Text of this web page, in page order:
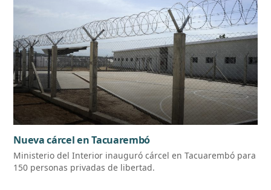
Nueva cárcel en Tacuarembó
Ministerio del Interior inauguró cárcel en Tacuarembó para
150 personas privadas de libertad.